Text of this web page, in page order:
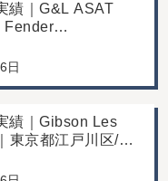
績｜G&L ASAT
Fender
買取/コンディショ
日
績｜Gibson Les
東京都江戸川区/店